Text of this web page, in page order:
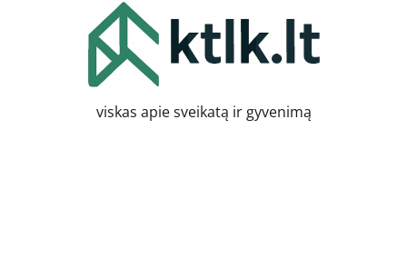
viskas apie sveikatą ir gyvenimą